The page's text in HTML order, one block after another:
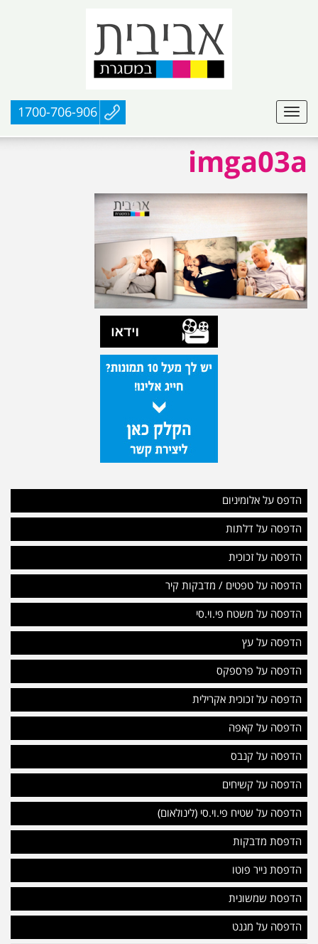
1700-706-906
imga03a
הדפס על אלומיניום
הדפסה על דלתות
הדפסה על זכוכית
הדפסה על טפטים / מדבקות קיר
הדפסה על משטח פי.וי.סי
הדפסה על עץ
הדפסה על פרספקס
הדפסה על זכוכית אקרילית
הדפסה על קאפה
הדפסה על קנבס
הדפסה על קשיחים
הדפסה על שטיח פי.וי.סי (לינולאום)
הדפסת מדבקות
הדפסת נייר פוטו
הדפסת שמשונית
הדפסה על מגנט